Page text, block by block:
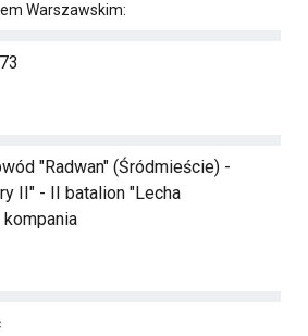
Warszawskim:
"Radwan" (Śródmieście) -
II" - II batalion "Lecha